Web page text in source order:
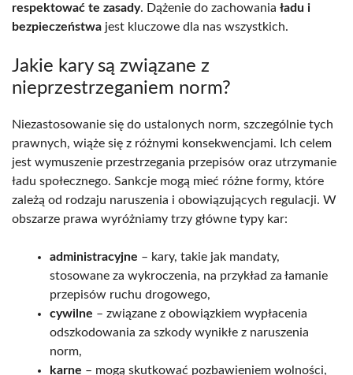
respektować te zasady. Dążenie do zachowania ładu i
bezpieczeństwa jest kluczowe dla nas wszystkich.
Jakie kary są związane z
nieprzestrzeganiem norm?
Niezastosowanie się do ustalonych norm, szczególnie tych
prawnych, wiąże się z różnymi konsekwencjami. Ich celem
jest wymuszenie przestrzegania przepisów oraz utrzymanie
ładu społecznego. Sankcje mogą mieć różne formy, które
zależą od rodzaju naruszenia i obowiązujących regulacji. W
obszarze prawa wyróżniamy trzy główne typy kar:
administracyjne – kary, takie jak mandaty,
stosowane za wykroczenia, na przykład za łamanie
przepisów ruchu drogowego,
cywilne – związane z obowiązkiem wypłacenia
odszkodowania za szkody wynikłe z naruszenia
norm,
karne – mogą skutkować pozbawieniem wolności,